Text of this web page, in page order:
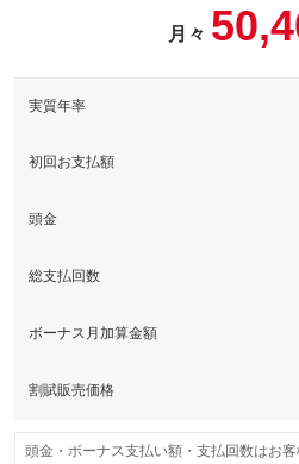
性が持続！※表示価格は普通
の価格については下記の通り
備考
このパックの見
望の機種がある場合、追加
月々
実質年率
初回お支払額
頭金
総支払回数
ボーナス月加算金額
割賦販売価格
頭金・ボーナス支払い額・支払回数はお